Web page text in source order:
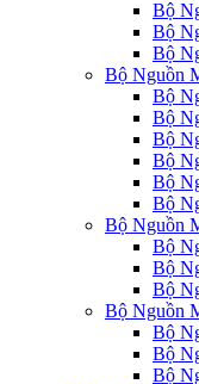
Bộ
Bộ
Bộ
Bộ Nguồn
Bộ
Bộ
Bộ
Bộ
Bộ
Bộ
Bộ Nguồn
Bộ
Bộ
Bộ
Bộ Nguồn
Bộ
Bộ
Bộ